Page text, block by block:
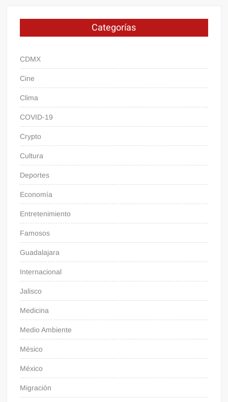
Categorías
CDMX
Cine
Clima
COVID-19
Crypto
Cultura
Deportes
Economía
Entretenimiento
Famosos
Guadalajara
Internacional
Jalisco
Medicina
Medio Ambiente
Mésico
México
Migración